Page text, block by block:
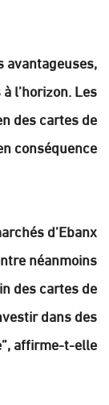
l’horizon. Les
des cartes de
conséquence.
d’Ebanx
néanmoins
des cartes de
dans des
affirme-t-elle.